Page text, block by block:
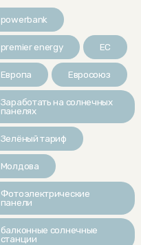
powerbank
premier energy ЕС
Европа Евросоюз
Заработать на солнечных
панелях
Зелёный тариф
Молдова
Фотоэлектрические
панели
балконные солнечные
станции